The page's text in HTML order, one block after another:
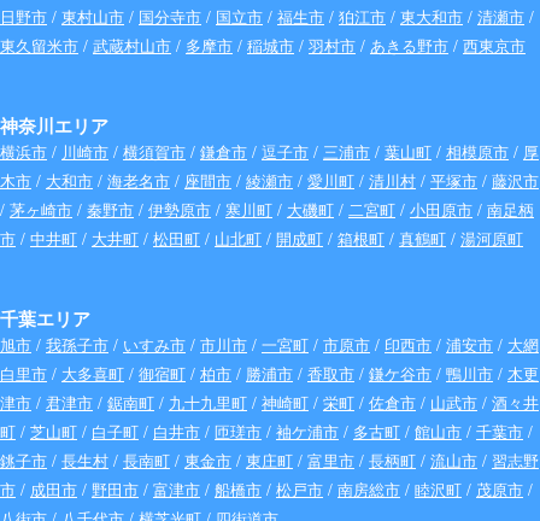
日野市 / 東村山市 / 国分寺市 / 国立市 / 福生市 / 狛江市 / 東大和市 / 清瀬市 /
東久留米市 / 武蔵村山市 / 多摩市 / 稲城市 / 羽村市 / あきる野市 / 西東京市
神奈川エリア
横浜市 / 川崎市 / 横須賀市 / 鎌倉市 / 逗子市 / 三浦市 / 葉山町 / 相模原市 / 厚
木市 / 大和市 / 海老名市 / 座間市 / 綾瀬市 / 愛川町 / 清川村 / 平塚市 / 藤沢市
/ 茅ヶ崎市 / 秦野市 / 伊勢原市 / 寒川町 / 大磯町 / 二宮町 / 小田原市 / 南足柄
市 / 中井町 / 大井町 / 松田町 / 山北町 / 開成町 / 箱根町 / 真鶴町 / 湯河原町
千葉エリア
旭市 / 我孫子市 / いすみ市 / 市川市 / 一宮町 / 市原市 / 印西市 / 浦安市 / 大網
白里市 / 大多喜町 / 御宿町 / 柏市 / 勝浦市 / 香取市 / 鎌ケ谷市 / 鴨川市 / 木更
津市 / 君津市 / 鋸南町 / 九十九里町 / 神崎町 / 栄町 / 佐倉市 / 山武市 / 酒々井
町 / 芝山町 / 白子町 / 白井市 / 匝瑳市 / 袖ケ浦市 / 多古町 / 館山市 / 千葉市 /
銚子市 / 長生村 / 長南町 / 東金市 / 東庄町 / 富里市 / 長柄町 / 流山市 / 習志野
市 / 成田市 / 野田市 / 富津市 / 船橋市 / 松戸市 / 南房総市 / 睦沢町 / 茂原市 /